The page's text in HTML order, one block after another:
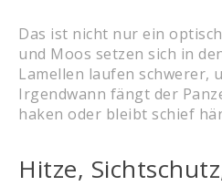
Das ist nicht nur ein
und Moos setzen sich in
Lamellen laufen schwerer,
Irgendwann fängt der
haken oder bleibt schief
Hitze,